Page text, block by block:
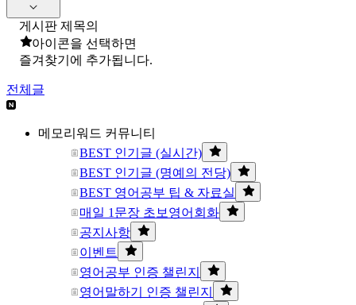
게시판 제목의
아이콘을 선택하면
즐겨찾기에 추가됩니다.
전체글
메모리워드 커뮤니티
BEST 인기글 (실시간)
BEST 인기글 (명예의 전당)
BEST 영어공부 팁 & 자료실
매일 1문장 초보영어회화
공지사항
이벤트
영어공부 인증 챌린지
영어말하기 인증 챌린지